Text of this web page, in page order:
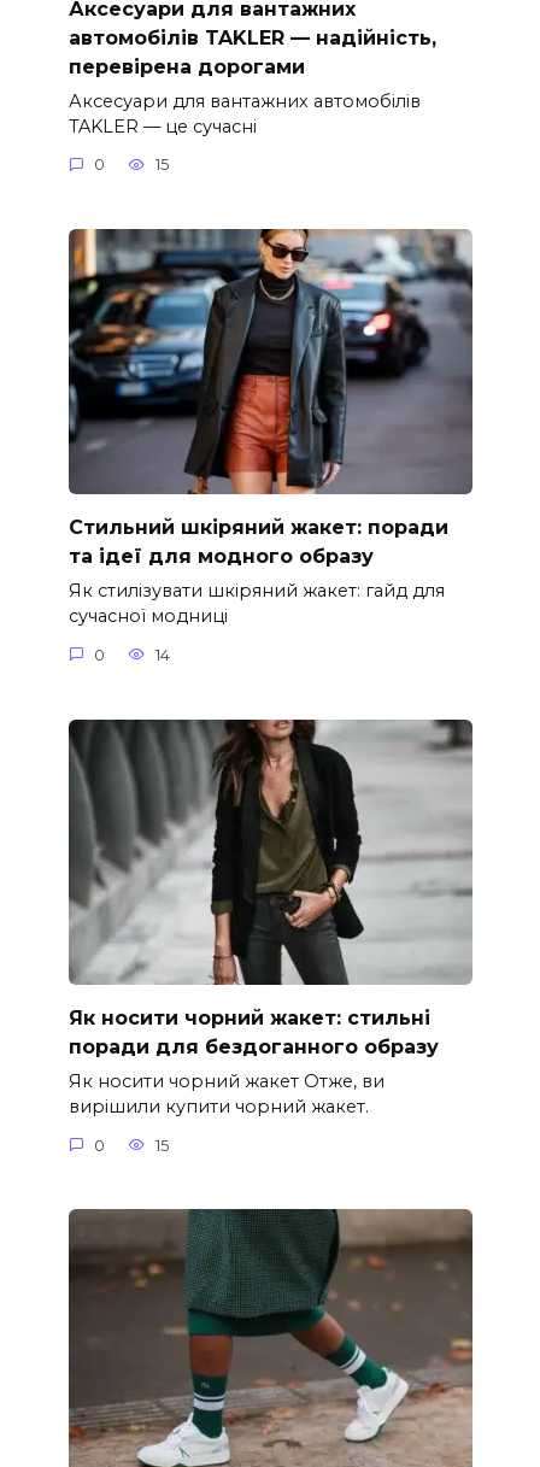
Аксесуари для вантажних
автомобілів TAKLER — надійність,
перевірена дорогами
Аксесуари для вантажних автомобілів
TAKLER — це сучасні
0 15
Стильний шкіряний жакет: поради
та ідеї для модного образу
Як стилізувати шкіряний жакет: гайд для
сучасної модниці
0 14
Як носити чорний жакет: стильні
поради для бездоганного образу
Як носити чорний жакет Отже, ви
вирішили купити чорний жакет.
0 15